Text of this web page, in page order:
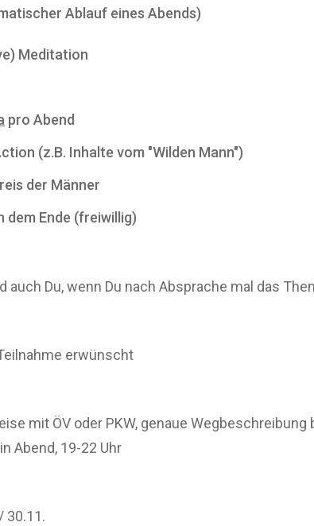
Ablauf eines Abends)
Meditation
pro Abend
(z.B. Inhalte vom "Wilden Mann")
der Männer
dem Ende (freiwillig)
auch Du, wenn Du nach Absprache mal das
erwünscht
mit ÖV oder PKW, genaue Wegbeschreibung
Abend, 19-22 Uhr
30.11.